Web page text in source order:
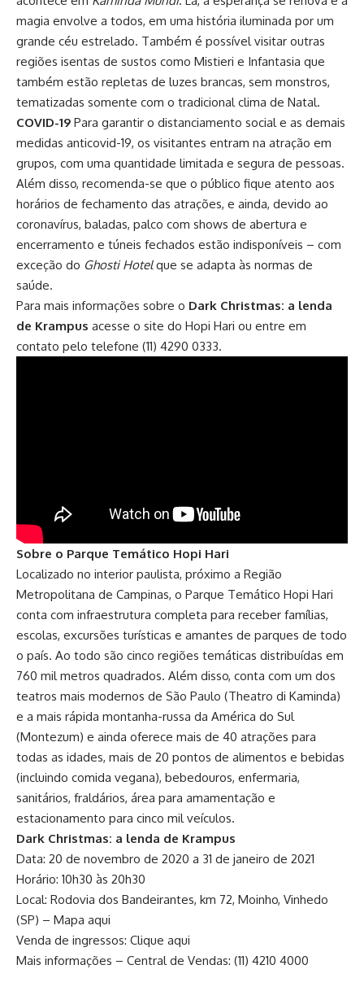
magia envolve a todos, em uma história iluminada por um
grande céu estrelado. Também é possível visitar outras
regiões isentas de sustos como Mistieri e Infantasia que
também estão repletas de luzes brancas, sem monstros,
tematizadas somente com o tradicional clima de Natal.
COVID-19 Para garantir o distanciamento social e as demais
medidas anticovid-19, os visitantes entram na atração em
grupos, com uma quantidade limitada e segura de pessoas.
Além disso, recomenda-se que o público fique atento aos
horários de fechamento das atrações, e ainda, devido ao
coronavírus, baladas, palco com shows de abertura e
encerramento e túneis fechados estão indisponíveis – com
exceção do Ghosti Hotelque se adapta às normas de
saúde.
Para mais informações sobre o Dark Christmas: a lenda
de Krampus acesse o site do Hopi Hari ou entre em
contato pelo telefone (11) 4290 0333.
Sobre o Parque Temático Hopi Hari
Localizado no interior paulista, próximo a Região
Metropolitana de Campinas, o Parque Temático Hopi Hari
conta com infraestrutura completa para receber famílias,
escolas, excursões turísticas e amantes de parques de todo
o país. Ao todo são cinco regiões temáticas distribuídas em
760 mil metros quadrados. Além disso, conta com um dos
teatros mais modernos de São Paulo (Theatro di Kaminda)
e a mais rápida montanha-russa da América do Sul
(Montezum) e ainda oferece mais de 40 atrações para
todas as idades, mais de 20 pontos de alimentos e bebidas
(incluindo comida vegana), bebedouros, enfermaria,
sanitários, fraldários, área para amamentação e
estacionamento para cinco mil veículos.
Dark Christmas: a lenda de Krampus
Data: 20 de novembro de 2020 a 31 de janeiro de 2021
Horário: 10h30 às 20h30
Local: Rodovia dos Bandeirantes, km 72, Moinho, Vinhedo
(SP) – Mapa aqui
Venda de ingressos: Clique aqui
Mais informações – Central de Vendas: (11) 4210 4000